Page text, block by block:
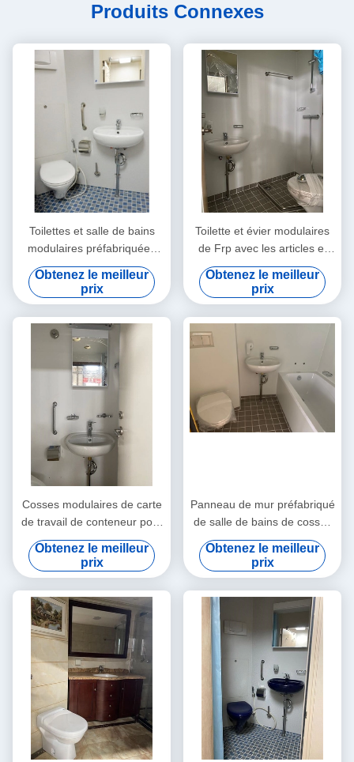
Produits Connexes
Toilettes et salle de bains
modulaires préfabriquées
avec les articles sanitaires
Obtenez le meilleur
prix
Toilette et évier modulaires
de Frp avec les articles et
les garnitures sanitaires
Obtenez le meilleur
prix
Cosses modulaires de carte
de travail de conteneur pour
le secteur d'hôtel
Obtenez le meilleur
prix
Panneau de mur préfabriqué
de salle de bains de cosses
de toilette
Obtenez le meilleur
prix